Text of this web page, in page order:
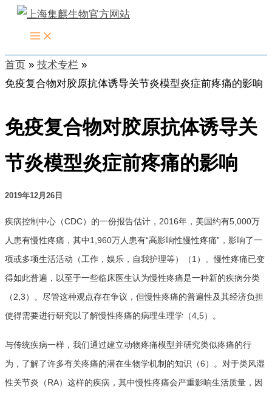
容
首页
技术专栏
免疫复合物对胶原抗体诱导关节炎模型炎症前疼痛的影响
免疫复合物对胶原抗体诱导关
节炎模型炎症前疼痛的影响
2019年12月26日
疾病控制中心（CDC）的一份报告估计，2016年，美国约有5,000万
人患有慢性疼痛，其中1,960万人患有“高影响性慢性疼痛”，影响了一
项或多项生活活动（工作，娱乐，自我护理等）（1）。慢性疼痛已变
得如此普遍，以至于一些临床医生认为慢性疼痛是一种新的疾病分类
（2,3）。尽管这种观点存在争议，但慢性疼痛的普遍性及其经济负担
使得需要进行研究以了解慢性疼痛的病理生理学（4,5）。
与传统疾病一样，我们通过建立动物疼痛模型并研究类似疼痛的行
为，了解了许多有关疼痛的潜在生物学机制的知识（6）。对于类风湿
性关节炎（RA）这样的疾病，其中慢性疼痛会严重影响生活质量，因